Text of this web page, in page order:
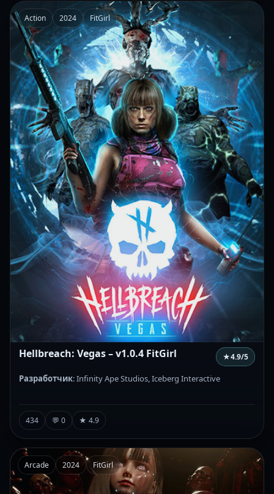
Action 2024 FitGirl
Hellbreach: Vegas – v1.0.4 FitGirl ★4.9/5
Разработчик: Infinity Ape Studios, Iceberg Interactive
434 💬 0 ★ 4.9
Arcade 2024 FitGirl